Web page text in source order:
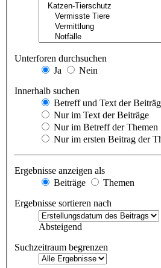
Unterforen durchsuchen
Ja
Nein
Innerhalb suchen
Betreff und Text der
Nur im Text der Beiträge
Nur im Betreff der Themen
Nur im ersten Beitrag der
Ergebnisse anzeigen als
Beiträge
Themen
Ergebnisse sortieren nach
Absteigend
Suchzeitraum begrenzen